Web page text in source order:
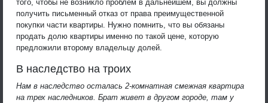
того, чтобы не возникло проблем в дальнейшем, вы должны
получить письменный отказ от права преимущественной
покупки части квартиры. Нужно помнить, что вы обязаны
продать долю квартиры именно по такой цене, которую
предложили второму владельцу долей.
В наследство на троих
Нам в наследство осталась 2-комнатная смежная квартира
на трех наследников. Брат живет в другом городе, там у